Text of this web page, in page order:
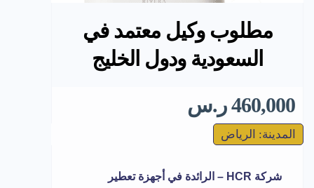
مطلوب وكيل معتمد في
السعودية ودول الخليج
460,000 ر.س
المدينة: الرياض
شركة HCR – الرائدة في أجهزة تعطير